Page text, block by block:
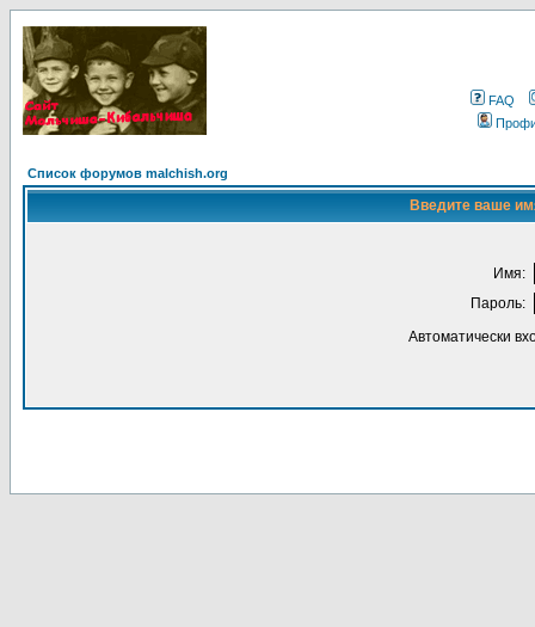
FAQ
Список форумов malchish.org
Введите ваше
Имя:
Пароль:
Автоматически